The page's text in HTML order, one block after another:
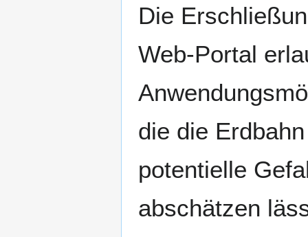
Die
Web-Portal
die die
potentielle
abschätzen